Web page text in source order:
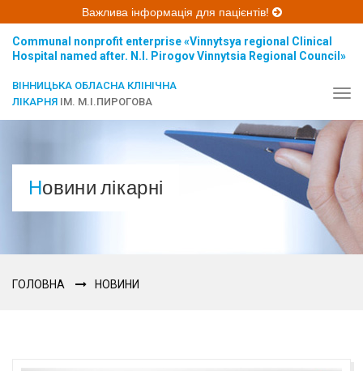
Важлива інформація для пацієнтів!
Communal nonprofit enterprise «Vinnytsya regional Clinical
Hospital named after. N.I. Pirogov Vinnytsia Regional Council»
ВІННИЦЬКА ОБЛАСНА КЛІНІЧНА
ЛІКАРНЯ ІМ. М.І.ПИРОГОВА
Новини лікарні
ГОЛОВНА НОВИНИ